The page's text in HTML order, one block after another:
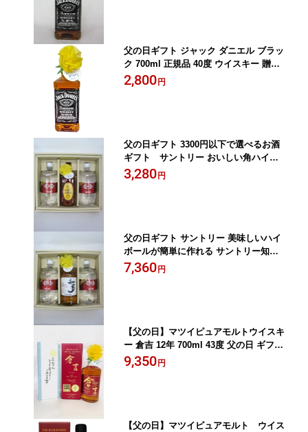
父の日ギフト ジャック ダニエル ブラッ
ク 700ml 正規品 40度 ウイスキー 贈り
物 プレゼント 父の日
2,800円
父の日ギフト 3300円以下で選べるお酒
ギフト サントリー おいしい角ハイボ
ールが簡単に作れる 角瓶 ハイボール ギ
フトセット 贈り物 ギフト プレゼント
3,280円
父の日ギフト サントリー 美味しいハイ
ボールが簡単に作れる サントリー知多
ハイボール ギフトセット 贈り物 プレゼ
ント ウイスキー
7,360円
【父の日】マツイピュアモルトウイスキ
ー 倉吉 12年 700ml 43度 父の日 ギフト
贈り物
9,350円
【父の日】マツイピュアモルト ウイス